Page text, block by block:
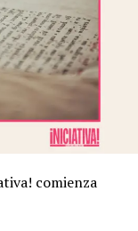
:
la
Madness, la
comienza